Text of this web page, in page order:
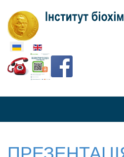
Оберіть свою мову